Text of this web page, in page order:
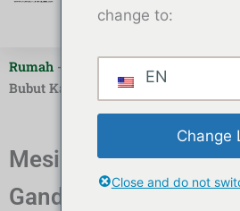
Rumah - Mesin Bubut Kayu CNC
Bubut Kayu CNC Sumbu Ganda CT
Mesin Bubut Kayu
Ganda CT 1516 Dijual
change to:
EN
Change
Close and do not